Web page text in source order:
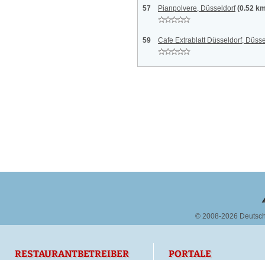
57 Pianpolvere, Düsseldorf (0.52
59 Cafe Extrablatt Düsseldorf,
© 2008-2026
RESTAURANTBETREIBER PORTALE